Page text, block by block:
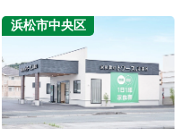
浜松市中央区